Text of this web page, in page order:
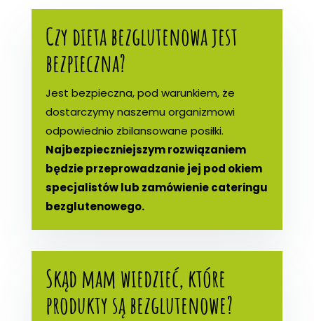
Czy dieta bezglutenowa jest
bezpieczna?
Jest bezpieczna, pod warunkiem, że
dostarczymy naszemu organizmowi
odpowiednio zbilansowane posiłki.
Najbezpieczniejszym rozwiązaniem
będzie przeprowadzanie jej pod okiem
specjalistów lub zamówienie cateringu
bezglutenowego.
Skąd mam wiedzieć, które
produkty są bezglutenowe?